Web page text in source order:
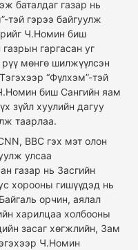
баталдаг газар нь
тэй гэрээ байгуулж
Ч.Номин биш
гаргасан уг
мөнгө шилжүүлсэн
“Фүлхэм”-тэй
биш Сангийн яам
зүйл хуулийн дагуу
таарлаа.
BBC гэх мэт олон
улсаа
газар нь Засгийн
хорооны гишүүдэд нь
орчин, аялал
харилцаа холбооны
засаг хөгжлийн, Зам
Ч.Номин